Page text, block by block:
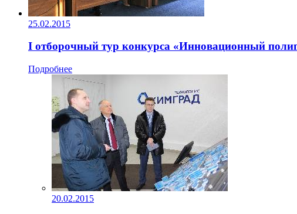
25.02.2015
I отборочный тур конкурса «Инновационный
Подробнее
20.02.2015